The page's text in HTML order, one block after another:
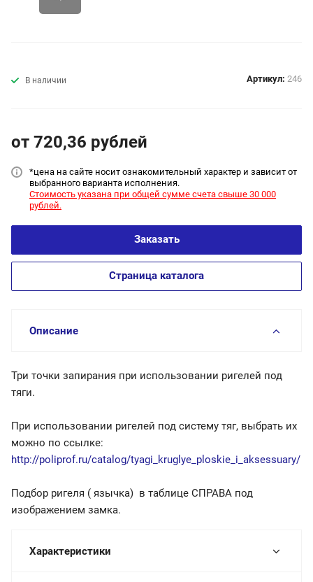
В наличии Артикул: 246
от 720,36 рублей
*цена на сайте носит ознакомительный характер и зависит от
выбранного варианта исполнения.
Стоимость указана при общей сумме счета свыше 30 000
рублей.
Заказать
Страница каталога
Описание
Три точки запирания при использовании ригелей под
тяги.
При использовании ригелей под систему тяг, выбрать их
можно по ссылке:
http://poliprof.ru/catalog/tyagi_kruglye_ploskie_i_aksessuary/
Подбор ригеля ( язычка) в таблице СПРАВА под
изображением замка.
Характеристики